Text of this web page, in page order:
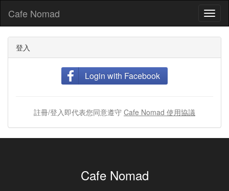
Cafe Nomad
登入
Login with Facebook
註冊/登入即代表您同意遵守 Cafe Nomad 使用協議
Cafe Nomad